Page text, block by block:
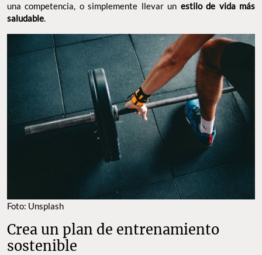
una competencia, o simplemente llevar un estilo de vida más
saludable.
Foto: Unsplash
Crea un plan de entrenamiento
sostenible